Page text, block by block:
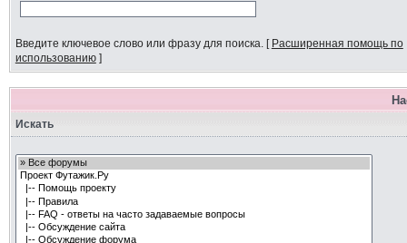
Введите ключевое слово или фразу для поиска.[ Расширенная помощь по
использованию]
Искать